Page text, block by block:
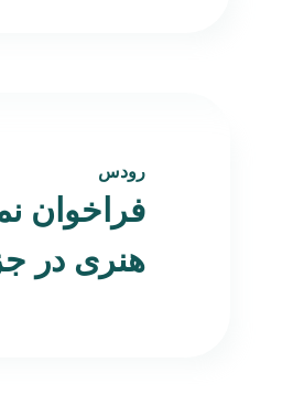
رودس
فراخوان
هنری در